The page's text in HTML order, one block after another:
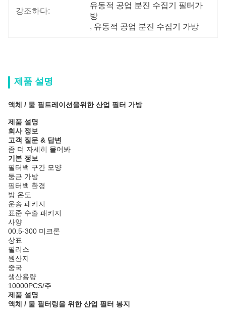
강조하다:
유동적 공업 분진 수집기 필터가
방
, 유동적 공업 분진 수집기 가방
제품 설명
액체 / 물 필트레이션을위한 산업 필터 가방
제품 설명
회사 정보
고객 질문 & 답변
좀 더 자세히 물어봐
기본 정보
필터백 구간 모양
둥근 가방
필터백 환경
방 온도
운송 패키지
표준 수출 패키지
사양
00.5-300 미크론
상표
필리스
원산지
중국
생산용량
10000PCS/주
제품 설명
액체 / 물 필터링을 위한 산업 필터 봉지